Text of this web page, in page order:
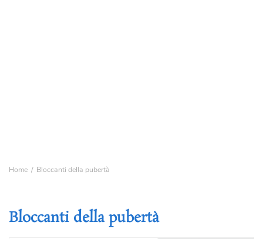
Home Bloccanti della pubertà
Bloccanti della pubertà